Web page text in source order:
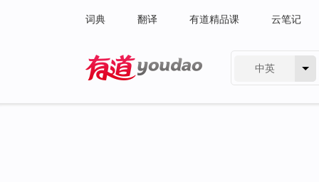
词典 翻译 有道精品课 云笔记
中英